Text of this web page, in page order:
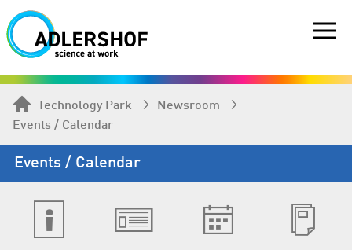
Technology Park
Newsroom
Events / Calendar
Events / Calendar